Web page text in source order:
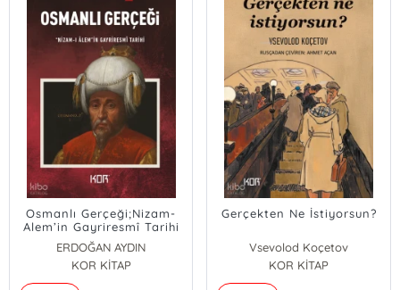
Osmanlı Gerçeği;Nizam-
Alem’in Gayriresmî Tarihi
ERDOĞAN AYDIN
KOR KİTAP
Gerçekten Ne İstiyorsun?
Vsevolod Koçetov
KOR KİTAP